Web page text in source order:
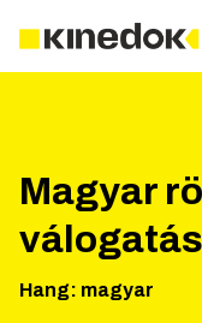
Magyar
Hang: magyar